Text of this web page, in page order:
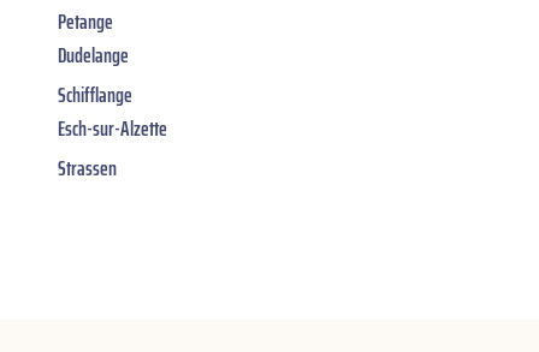
Petange
Dudelange
Schifflange
Esch-sur-Alzette
Strassen